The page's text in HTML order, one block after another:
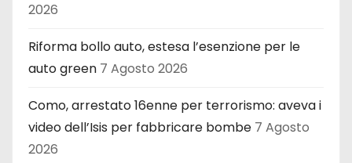
2026
Riforma bollo auto, estesa l’esenzione per le
auto green 7 Agosto 2026
Como, arrestato 16enne per terrorismo: aveva i
video dell’Isis per fabbricare bombe 7 Agosto
2026